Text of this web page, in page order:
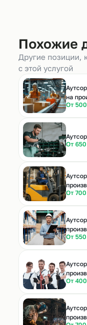
Похожие
Другие позиции,
с этой услугой
на
От
От
От
От
От